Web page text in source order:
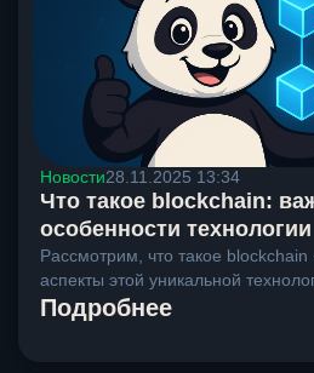
Новости28.11.2025 13:34
Что такое blockchain:
особенности технологии
Рассмотрим, что такое
аспекты этой уникальной
Подробнее